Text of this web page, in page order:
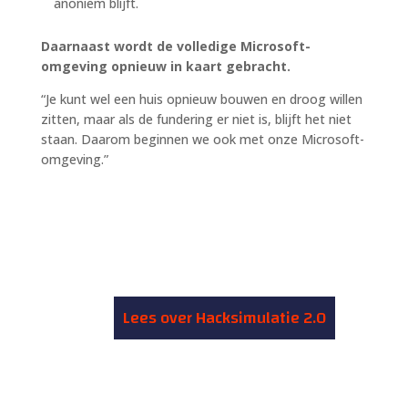
Daarnaast wordt de volledige Microsoft-
omgeving opnieuw in kaart gebracht.
“Je kunt wel een huis opnieuw bouwen en droog willen
zitten, maar als de fundering er niet is, blijft het niet
staan. Daarom beginnen we ook met onze Microsoft-
omgeving.”
Lees over Hacksimulatie 2.0